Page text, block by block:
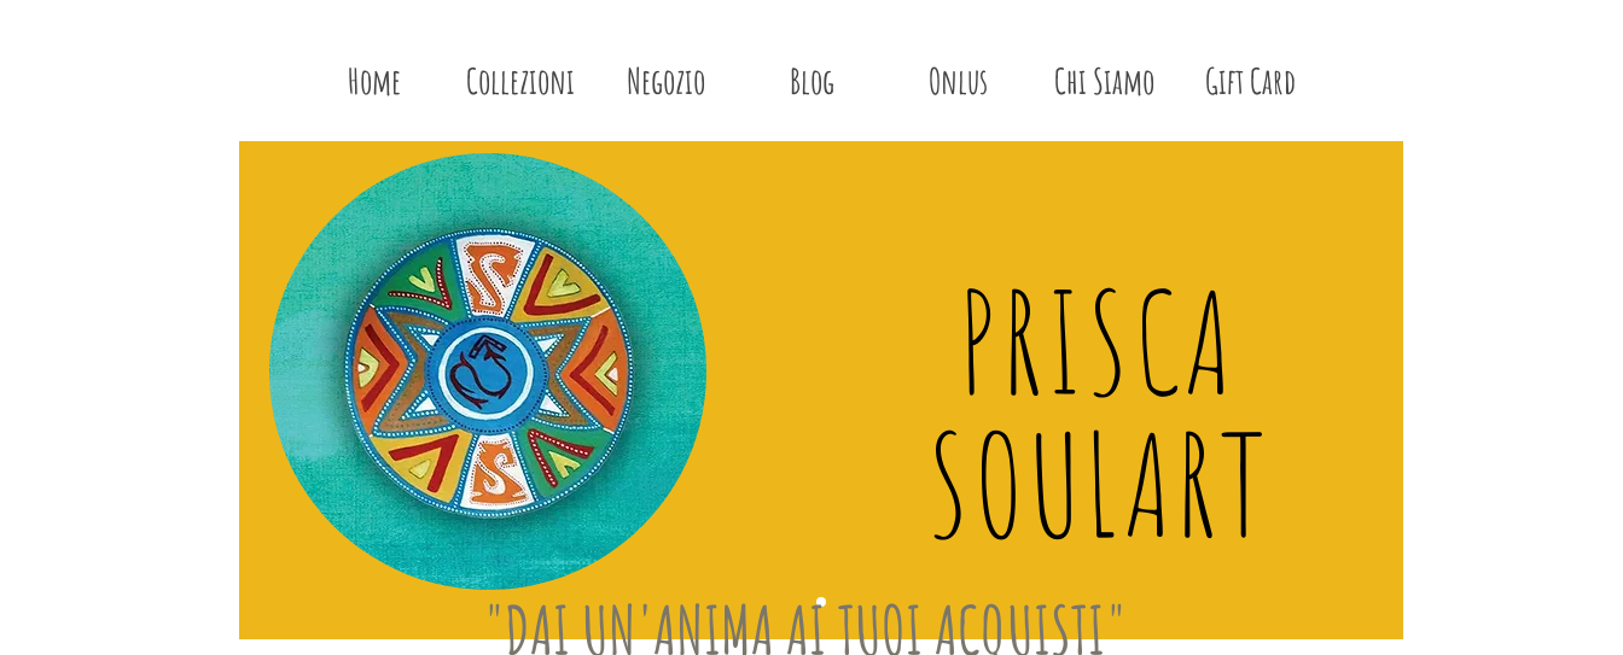
Home Collezioni Negozio Blog Onlus Chi Siamo Gift Card
PRISCA
SOULART
"DAI UN'ANIMA AI TUOI ACQUISTI"